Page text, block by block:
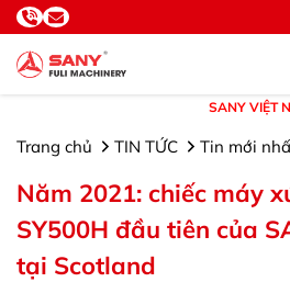
SANY VIỆT
Trang chủ TIN TỨC Tin mới
Năm 2021: chiếc máy
SY500H đầu tiên của
tại Scotland